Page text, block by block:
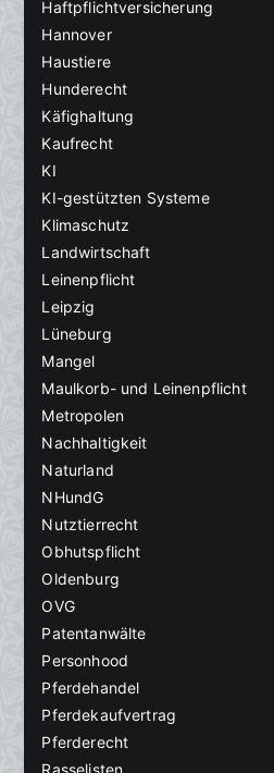
Haftpflichtversicherung
Hannover
Haustiere
Hunderecht
Käfighaltung
Kaufrecht
KI
KI-gestützten Systeme
Klimaschutz
Landwirtschaft
Leinenpflicht
Leipzig
Lüneburg
Mangel
Maulkorb- und Leinenpflicht
Metropolen
Nachhaltigkeit
Naturland
NHundG
Nutztierrecht
Obhutspflicht
Oldenburg
OVG
Patentanwälte
Personhood
Pferdehandel
Pferdekaufvertrag
Pferderecht